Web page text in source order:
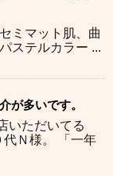
ミマット肌、曲
ステルカラー ...
が多いです。
いただいてる
代Ｎ様。 「一年